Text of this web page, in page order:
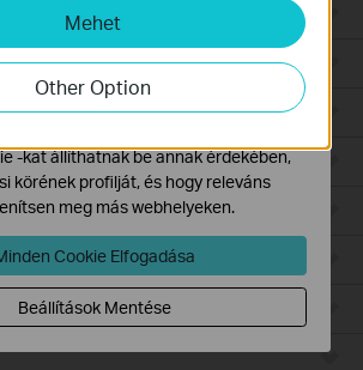
Mehet
Other Option
Cookie-k
-k lehetővé teszik számunkra, hogy
végzett tevékenységeit, hogy
webhelyünk működését.
-kat állíthatnak be annak érdekében,
körének profilját, és hogy releváns
meg más webhelyeken.
Cookie Elfogadása
Beállítások Mentése